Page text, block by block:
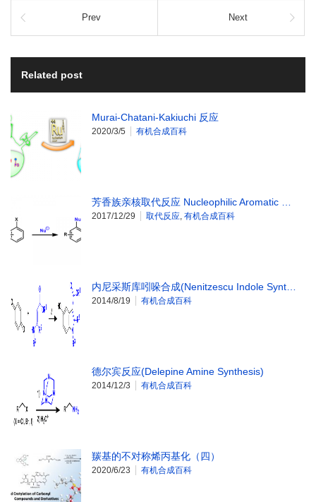
Prev Next
Related post
Murai-Chatani-Kakiuchi 反应
2020/3/5 有机合成百科
芳香族亲核取代反应 Nucleophilic Aromatic …
2017/12/29 取代反应, 有机合成百科
内尼采斯库吲哚合成(Nenitzescu Indole Synt…
2014/8/19 有机合成百科
德尔宾反应(Delepine Amine Synthesis)
2014/12/3 有机合成百科
羰基的不对称烯丙基化（四）
2020/6/23 有机合成百科